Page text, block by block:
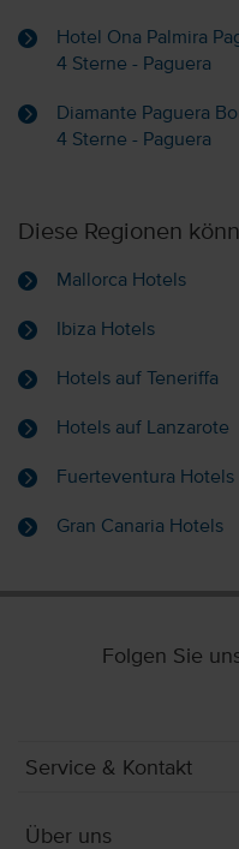
Hotel Ona Palmira
4 Sterne - Paguera
Diamante Paguera
4 Sterne - Paguera
Diese Regionen
Mallorca Hotels
Ibiza Hotels
Hotels auf Teneriffa
Hotels auf Lanzarote
Fuerteventura Hotels
Gran Canaria Hotels
Folgen Sie
Service & Kontakt
Über uns